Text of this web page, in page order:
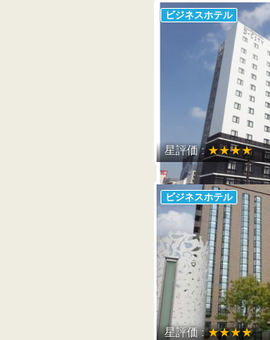
ビジネスホテル
星評価 :★★★★
ビジネスホテル
星評価 :★★★★